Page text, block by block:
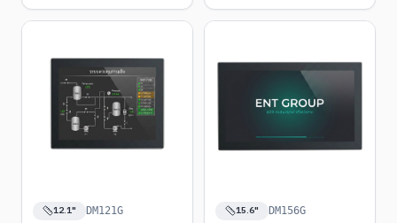
12.1" DM121G 15.6" DM156G